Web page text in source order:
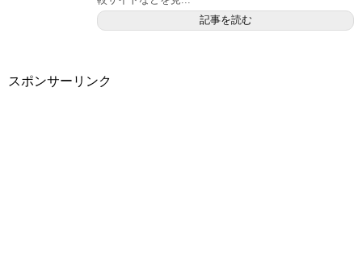
記事を読む
スポンサーリンク